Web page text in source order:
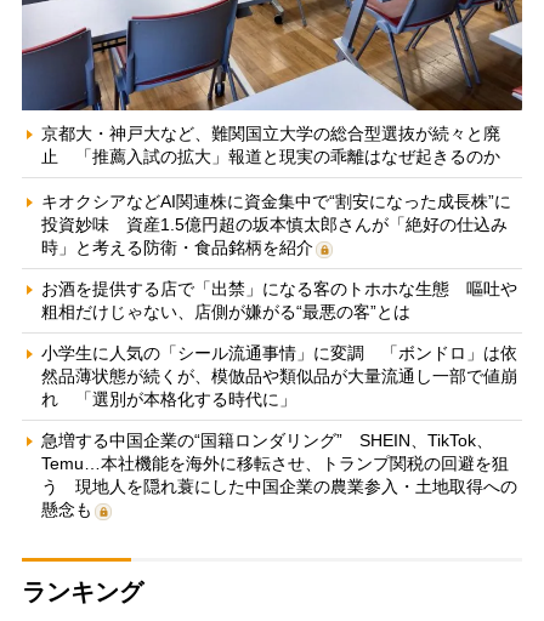
京都大・神戸大など、難関国立大学の総合型選抜が続々と廃
止 「推薦入試の拡大」報道と現実の乖離はなぜ起きるのか
キオクシアなどAI関連株に資金集中で“割安になった成長株”に
投資妙味 資産1.5億円超の坂本慎太郎さんが「絶好の仕込み
時」と考える防衛・食品銘柄を紹介
お酒を提供する店で「出禁」になる客のトホホな生態 嘔吐や
粗相だけじゃない、店側が嫌がる“最悪の客”とは
小学生に人気の「シール流通事情」に変調 「ボンドロ」は依
然品薄状態が続くが、模倣品や類似品が大量流通し一部で値崩
れ 「選別が本格化する時代に」
急増する中国企業の“国籍ロンダリング” SHEIN、TikTok、
Temu…本社機能を海外に移転させ、トランプ関税の回避を狙
う 現地人を隠れ蓑にした中国企業の農業参入・土地取得への
懸念も
ランキング